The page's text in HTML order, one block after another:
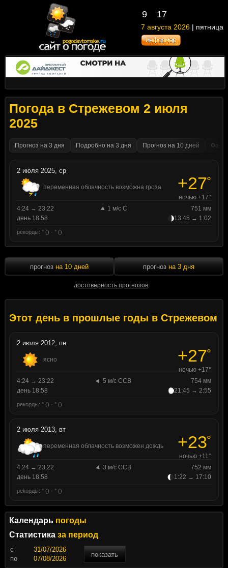
9 17
7 августа 2026 | пятница
Погода в Стрежевом 2 июля
2025
Прогноз на 3 дня Подробно на 3 дня Прогноз на 10 дней
2 июля 2025, ср
переменная облачность возможна гроза +27°
ночью +17°
4:24 → 23:22
1 м/с С
751 мм
день 18:58
13:45 → 1:02
рекорды: ° () · ° ()
прогноз на 10 дней
достоверность прогнозов
прогноз на 3 дня
Этот день в прошлые годы в Стрежевом
2 июля 2012, пн
ясно +27°
ночью +17°
4:24 → 23:22
5 м/с ССВ
754 мм
день 18:58
21:45 → 2:55
рекорды: ° () · ° ()
2 июля 2013, вт
переменная облачность возможен дождь +23°
ночью +11°
4:24 → 23:22
3 м/с ССВ
752 мм
день 18:58
1:22 → 17:10
рекорды: ° () · ° ()
Календарь погоды
Статистика за период
c
показать
по